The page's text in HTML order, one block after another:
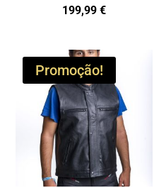
199,99€
Promoção!